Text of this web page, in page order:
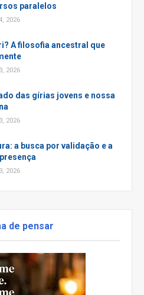
paralelos
2026
A filosofia ancestral que
2026
das gírias jovens e nossa
2026
a busca por validação e a
2026
de pensar